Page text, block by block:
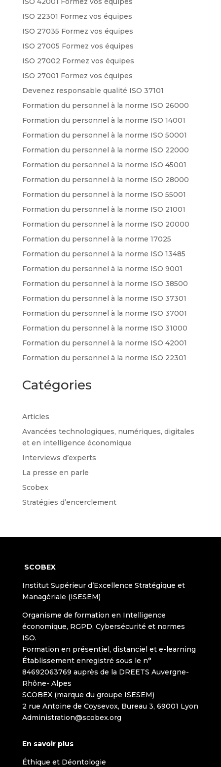
ISO 22301 Formez vos équipes
ISO 27035 Formez vos équipes
ISO 27005 Formez vos équipes
ISO 27002 Formez vos équipes
ISO 27001 Formez vos équipes
Devenez responsable qualité ISO 37101
Formation du personnel à la norme ISO 26000
Formation du personnel à la norme ISO 14001
Formation du personnel à la norme ISO 50001
Formation du personnel à la norme ISO 22000
Formation du personnel à la norme ISO 45001
Formation du personnel à la norme ISO 28000
Formation du personnel à la norme ISO 55001
Formation du personnel à la norme ISO 21001
Formation du personnel à la norme ISO 20000
Formation du personnel à la norme 17025
Formation du personnel à la norme ISO 13485
Formation du personnel à la norme ISO 9001
Formation du personnel à la norme ISO 38500
Formation du personnel à la norme ISO 37301
Formation du personnel à la norme ISO 37001
Formation du personnel à la norme ISO 31000
Formation du personnel à la norme ISO 42001
Formation du personnel à la norme ISO 22301
Catégories
Articles
Avancées technologiques, numériques, digitales
et en intelligence économique
Interviews d’experts
La presse en parle
Scobex
Stratégies d’encerclement
SCOBEX
Institut Supérieur d’Excellence Stratégique et
Managériale (ISESEM)
Organisme de formation en Intelligence
économique, RGPD, Cybersécurité et normes
ISO.
Formation en présentiel, distanciel et e-learning
Établissement enregistré sous le n°
84692063769 auprès de la DREETS Auvergne-
Rhône- Alpes
SCOBEX (marque du groupe ISESEM)
2 rue Antoine de Coysevox, Bureau 3, 69001 Lyon
Administration@scobex.org
En savoir plus
Éthique et Déontologie